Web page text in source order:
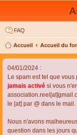
FAQ
Accueil Accueil du
04/01/2024 :
Le spam est tel que
jamais activé si vous
le [at] par @ dans le mail.
Nous n'avons
question dans les jours